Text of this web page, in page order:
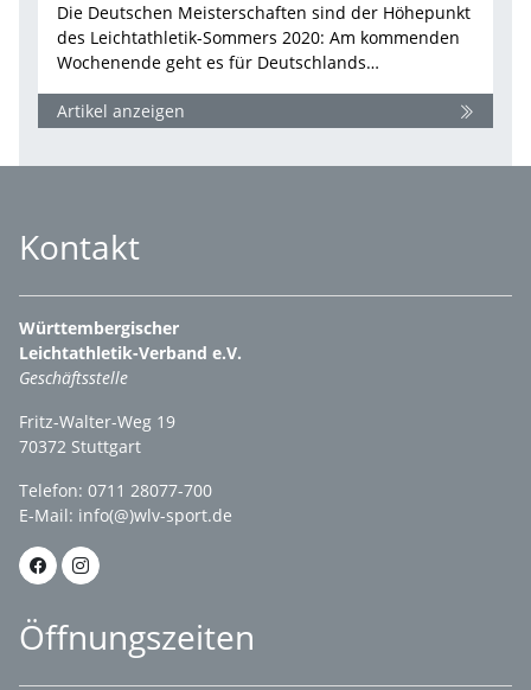
Die Deutschen Meisterschaften sind der Höhepunkt
des Leichtathletik-Sommers 2020: Am kommenden
Wochenende geht es für Deutschlands…
Artikel anzeigen
Kontakt
Württembergischer
Leichtathletik-Verband e.V.
Geschäftsstelle
Fritz-Walter-Weg 19
70372 Stuttgart
Telefon: 0711 28077-700
E-Mail: info(@)wlv-sport.de
Öffnungszeiten